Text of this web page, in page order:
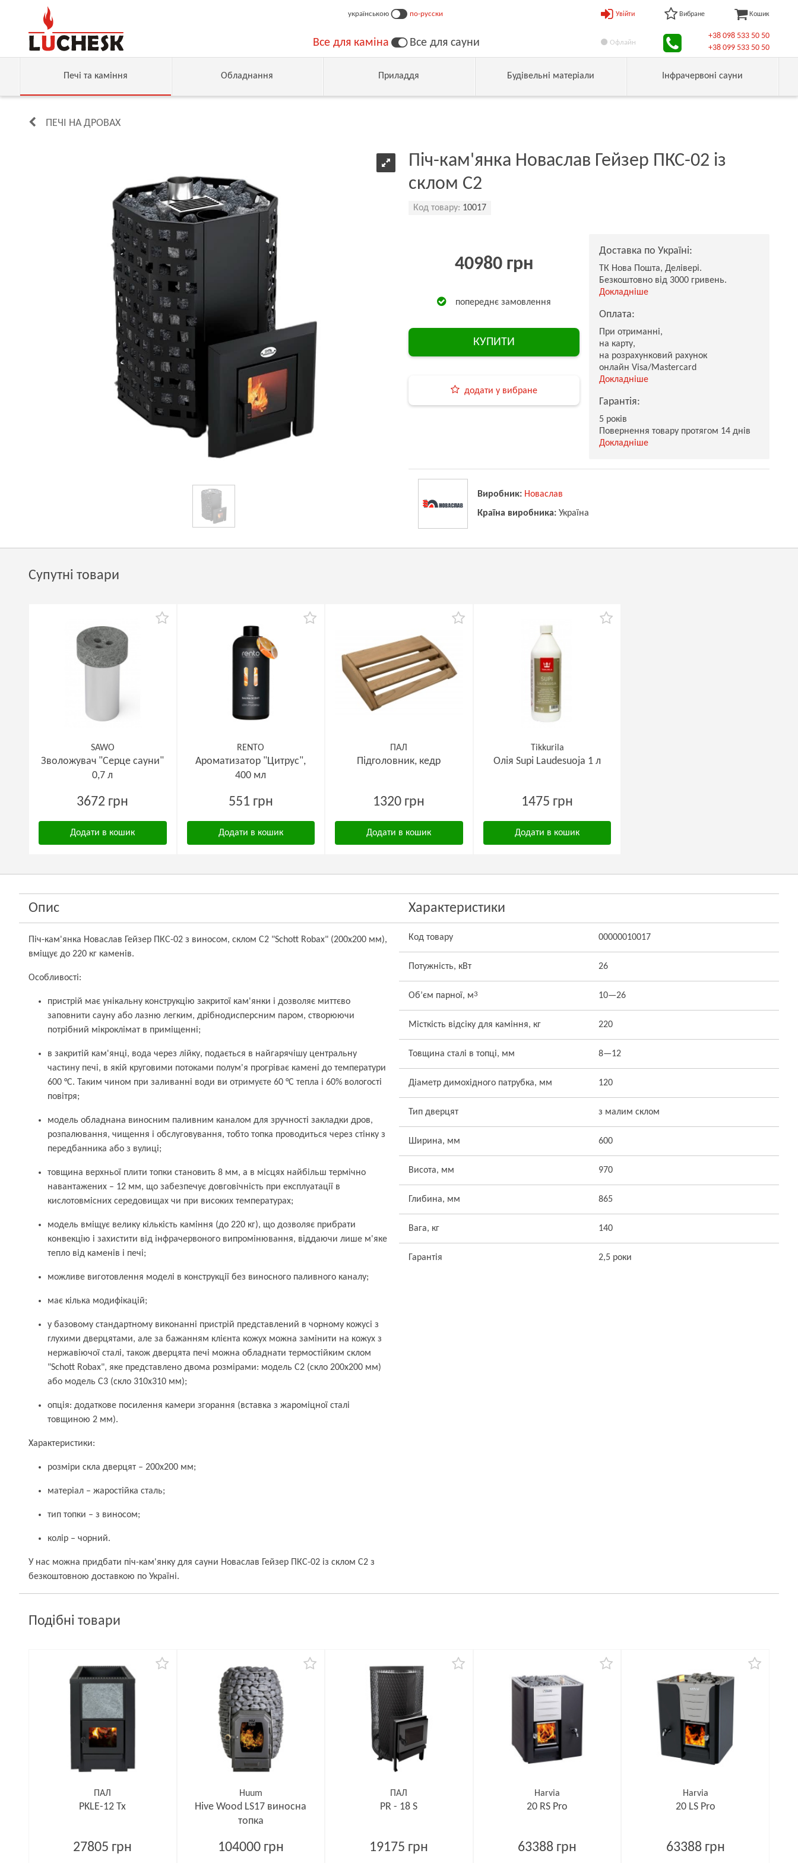
українською по-русски
Все для каміна Все для сауни
Увійти Вибране Кошик
Офлайн
+38 098 533 50 50
+38 099 533 50 50
Печі та каміння Обладнання Приладдя Будівельні матеріали Інфрачервоні сауни
ПЕЧІ НА ДРОВАХ
Піч-кам'янка Новаслав Гейзер ПКС-02 із
склом С2
Код товару: 10017
40980 грн
попереднє замовлення
КУПИТИ
додати у вибране
Доставка по Україні:
ТК Нова Пошта, Делівері.
Безкоштовно від 3000 гривень.
Докладніше
Оплата:
При отриманні,
на карту,
на розрахунковий рахунок
онлайн Visa/Mastercard
Докладніше
Гарантія:
5 років
Повернення товару протягом 14 днів
Докладніше
Виробник: Новаслав
Країна виробника: Україна
Супутні товари
SAWO
Зволожувач "Серце сауни"
0,7 л
3672 грн
Додати в кошик
RENTO
Ароматизатор "Цитрус",
400 мл
551 грн
Додати в кошик
ПАЛ
Підголовник, кедр
1320 грн
Додати в кошик
Tikkurila
Олія Supi Laudesuoja 1 л
1475 грн
Додати в кошик
Опис
Піч-кам'янка Новаслав Гейзер ПКС-02 з виносом, склом С2 "Schott Robax" (200х200 мм),
вміщує до 220 кг каменів.
Особливості:
пристрій має унікальну конструкцію закритої кам'янки і дозволяє миттєво
заповнити сауну або лазню легким, дрібнодисперсним паром, створюючи
потрібний мікроклімат в приміщенні;
в закритій кам'янці, вода через лійку, подається в найгарячішу центральну
частину печі, в якій круговими потоками полум'я прогріває камені до температури
600 °С. Таким чином при заливанні води ви отримуєте 60 °С тепла і 60% вологості
повітря;
модель обладнана виносним паливним каналом для зручності закладки дров,
розпалювання, чищення і обслуговування, тобто топка проводиться через стінку з
передбанника або з вулиці;
товщина верхньої плити топки становить 8 мм, а в місцях найбільш термічно
навантажених – 12 мм, що забезпечує довговічність при експлуатації в
кислотовмісних середовищах чи при високих температурах;
модель вміщує велику кількість каміння (до 220 кг), що дозволяє прибрати
конвекцію і захистити від інфрачервоного випромінювання, віддаючи лише м'яке
тепло від каменів і печі;
можливе виготовлення моделі в конструкції без виносного паливного каналу;
має кілька модифікацій;
у базовому стандартному виконанні пристрій представлений в чорному кожусі з
глухими дверцятами, але за бажанням клієнта кожух можна замінити на кожух з
нержавіючої сталі, також дверцята печі можна обладнати термостійким склом
"Schott Robax", яке представлено двома розмірами: модель С2 (скло 200х200 мм)
або модель С3 (скло 310х310 мм);
опція: додаткове посилення камери згорання (вставка з жароміцної сталі
товщиною 2 мм).
Характеристики:
розміри скла дверцят – 200х200 мм;
матеріал – жаростійка сталь;
тип топки – з виносом;
колір – чорний.
У нас можна придбати піч-кам'янку для сауни Новаслав Гейзер ПКС-02 із склом С2 з
безкоштовною доставкою по Україні.
Характеристики
Код товару 00000010017
Потужність, кВт 26
Об’єм парної, м3 10—26
Місткість відсіку для каміння, кг 220
Товщина сталі в топці, мм 8—12
Діаметр димохідного патрубка, мм 120
Тип дверцят з малим склом
Ширина, мм 600
Висота, мм 970
Глибина, мм 865
Вага, кг 140
Гарантія 2,5 роки
Подібні товари
ПАЛ
PKLE-12 Tx
27805 грн
Huum
Hive Wood LS17 виносна
топка
104000 грн
ПАЛ
PR - 18 S
19175 грн
Harvia
20 RS Pro
63388 грн
Harvia
20 LS Pro
63388 грн